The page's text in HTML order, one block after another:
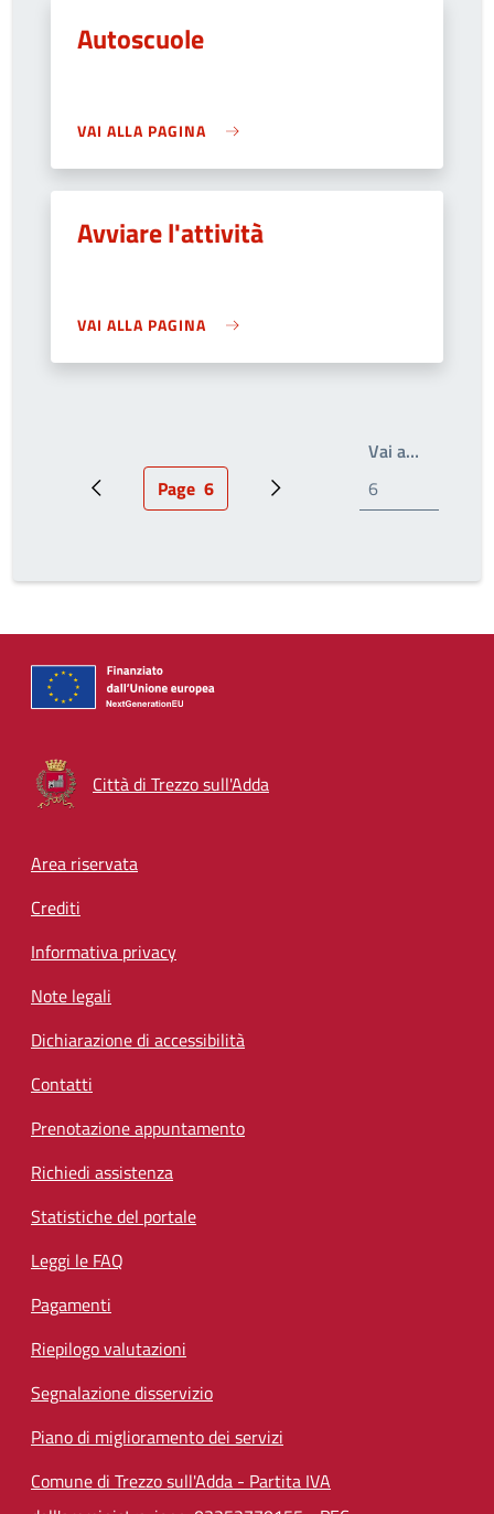
Autoscuole
VAI ALLA PAGINA
Avviare l'attività
VAI ALLA PAGINA
Pagina precedentePagina attuale
Page 6 Prossima pagina
Vai a…Write the
Città di Trezzo sull'Adda
Footer menu
Area riservata
Crediti
Informativa privacy
Note legali
Dichiarazione di accessibilità
Contatti
Prenotazione appuntamento
Richiedi assistenza
Statistiche del portale
Leggi le FAQ
Pagamenti
Riepilogo valutazioni
Segnalazione disservizio
Piano di miglioramento dei servizi
Comune di Trezzo sull'Adda - Partita IVA